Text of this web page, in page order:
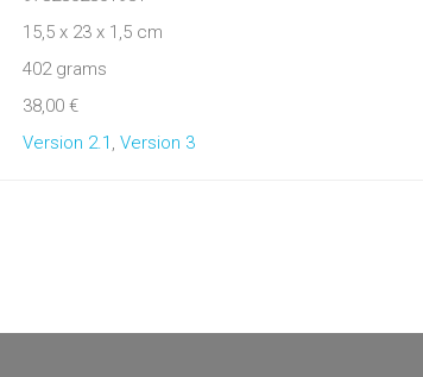
15,5 x 23 x 1,5 cm
402 grams
38,00 €
Version 2.1 , Version 3